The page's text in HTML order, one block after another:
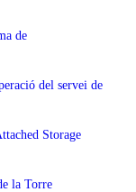
de
del servei de
Storage
la Torre